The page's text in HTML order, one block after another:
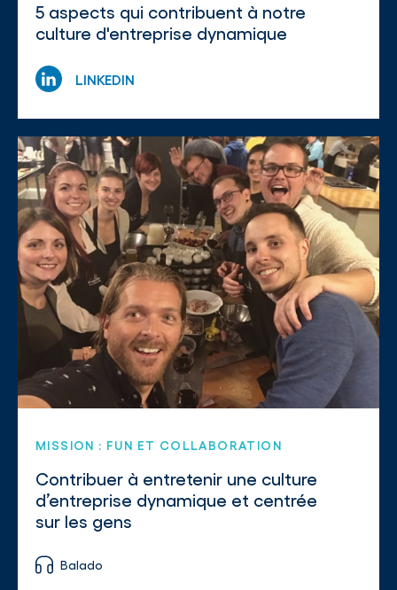
5 aspects qui contribuent à notre
culture d'entreprise dynamique
LINKEDIN
MISSION : FUN ET COLLABORATION
Contribuer à entretenir une culture
d’entreprise dynamique et centrée
sur les gens
Balado